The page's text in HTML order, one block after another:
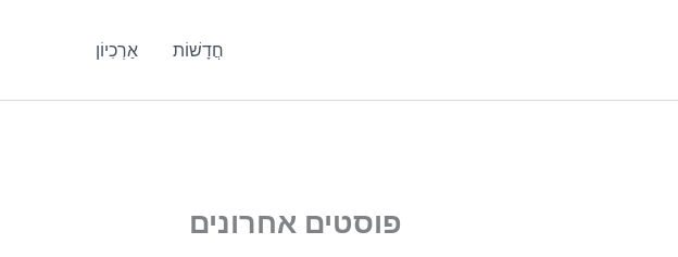
חֲדָשׁוֹת אַרְכִיוֹן
פוסטים אחרונים